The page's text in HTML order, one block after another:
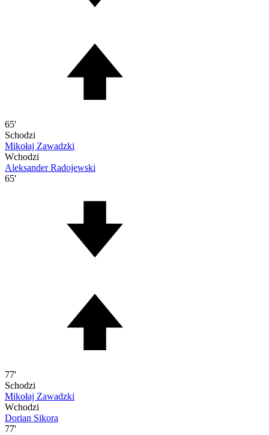
65'
Schodzi
Mikołaj Zawadzki
Wchodzi
Aleksander Radojewski
65'
77'
Schodzi
Mikołaj Zawadzki
Wchodzi
Dorian Sikora
77'